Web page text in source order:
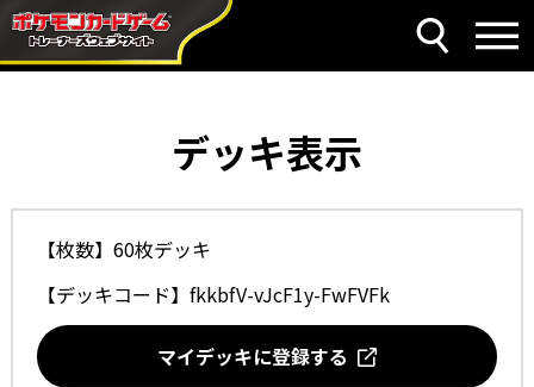
デッキ表示
【枚数】60枚デッキ
【デッキコード】 fkkbfV-vJcF1y-FwFVFk
マイデッキに登録する